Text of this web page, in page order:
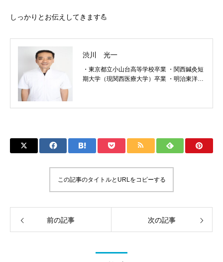
しっかりとお伝えしてきます💪
渋川 光一
・東京都立小山台高等学校卒業 ・関西鍼灸短
期大学（現関西医療大学）卒業 ・明治東洋医
師 ☆一般資格 ・姿勢教育指導士 ☆所属協会
この記事のタイトルとURLをコピーする
前の記事 次の記事